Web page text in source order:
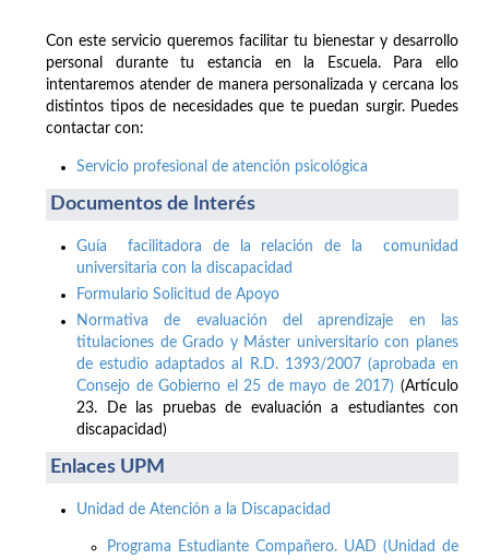
Con este servicio queremos facilitar tu bienestar y desarrollo
personal durante tu estancia en la Escuela. Para ello
intentaremos atender de manera personalizada y cercana los
distintos tipos de necesidades que te puedan surgir. Puedes
contactar con:
Servicio profesional de atención psicológica
Documentos de Interés
Guía facilitadora de la relación de la comunidad
universitaria con la discapacidad
Formulario Solicitud de Apoyo
Normativa de evaluación del aprendizaje en las
titulaciones de Grado y Máster universitario con planes
de estudio adaptados al R.D. 1393/2007 (aprobada en
Consejo de Gobierno el 25 de mayo de 2017) (Artículo
23. De las pruebas de evaluación a estudiantes con
discapacidad)
Enlaces UPM
Unidad de Atención a la Discapacidad
Programa Estudiante Compañero. UAD (Unidad de